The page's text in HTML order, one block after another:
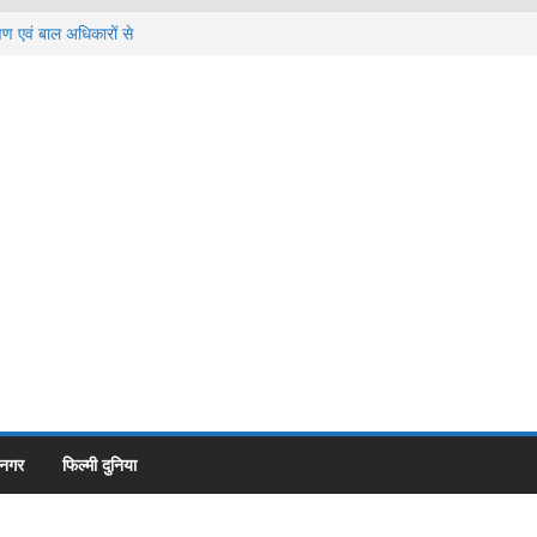
एवं बाल अधिकारों से
फिल्मी दुनिया
इंटर कॉलेज की
काशीपुर बाईपास से हटने वाले
व्यापारियों के पुनर्वास की